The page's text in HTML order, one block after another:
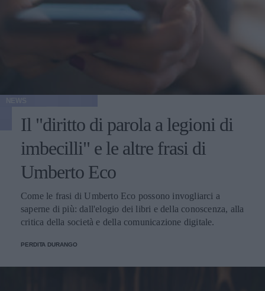
Il "diritto di parola a legioni di
imbecilli" e le altre frasi di
Umberto Eco
Come le frasi di Umberto Eco possono invogliarci a
saperne di più: dall'elogio dei libri e della conoscenza, alla
critica della società e della comunicazione digitale.
PERDITA DURANGO